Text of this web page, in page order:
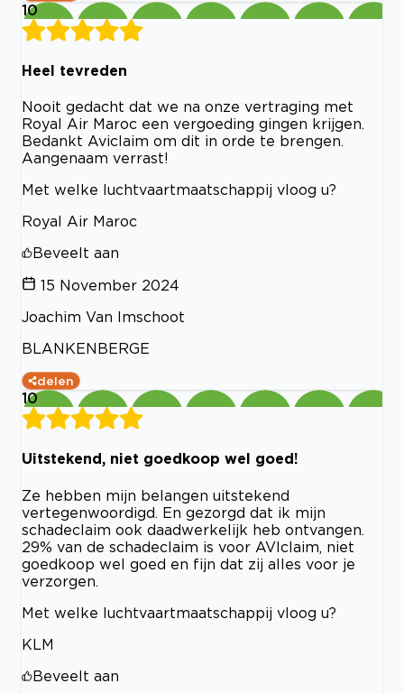
10
Heel tevreden
Nooit gedacht dat we na onze vertraging met
Royal Air Maroc een vergoeding gingen krijgen.
Bedankt Aviclaim om dit in orde te brengen.
Aangenaam verrast!
Met welke luchtvaartmaatschappij vloog u?
Royal Air Maroc
Beveelt aan
15 November 2024
Joachim Van Imschoot
BLANKENBERGE
delen
10
Uitstekend, niet goedkoop wel goed!
Ze hebben mijn belangen uitstekend
vertegenwoordigd. En gezorgd dat ik mijn
schadeclaim ook daadwerkelijk heb ontvangen.
29% van de schadeclaim is voor AVIclaim, niet
goedkoop wel goed en fijn dat zij alles voor je
verzorgen.
Met welke luchtvaartmaatschappij vloog u?
KLM
Beveelt aan